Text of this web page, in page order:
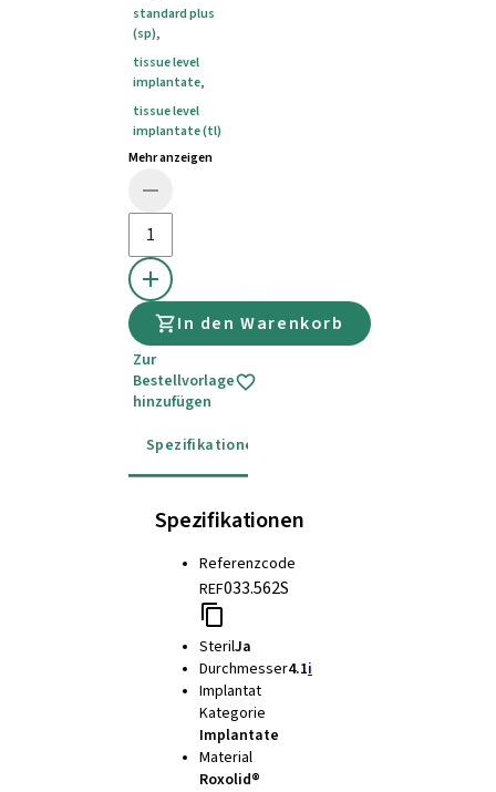
standard plus
(sp),
tissue level
implantate,
tissue level
implantate (tl)
Mehr anzeigen
In den Warenkorb
Zur
Bestellvorlage
hinzufügen
Spezifikationen
Spezifikationen
Referenzcode
REF033.562S
SterilJa
Durchmesser4.1i
Implantat
Kategorie
Implantate
Material
Roxolid®